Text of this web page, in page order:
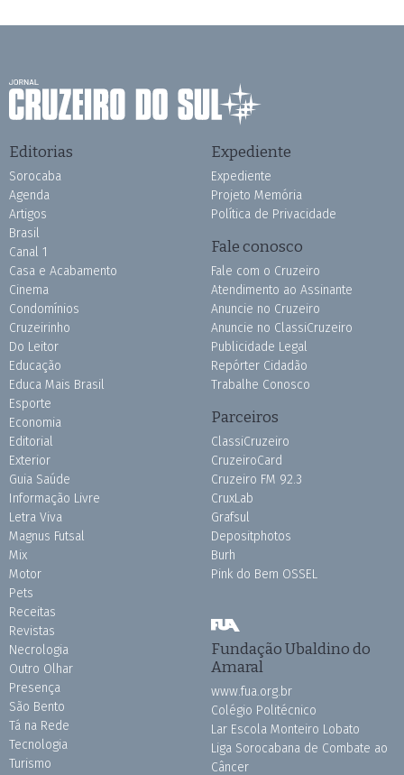
Editorias
Sorocaba
Agenda
Artigos
Brasil
Canal 1
Casa e Acabamento
Cinema
Condomínios
Cruzeirinho
Do Leitor
Educação
Educa Mais Brasil
Esporte
Economia
Editorial
Exterior
Guia Saúde
Informação Livre
Letra Viva
Magnus Futsal
Mix
Motor
Pets
Receitas
Revistas
Necrologia
Outro Olhar
Presença
São Bento
Tá na Rede
Tecnologia
Turismo
Expediente
Expediente
Projeto Memória
Política de Privacidade
Fale conosco
Fale com o Cruzeiro
Atendimento ao Assinante
Anuncie no Cruzeiro
Anuncie no ClassiCruzeiro
Publicidade Legal
Repórter Cidadão
Trabalhe Conosco
Parceiros
ClassiCruzeiro
CruzeiroCard
Cruzeiro FM 92.3
CruxLab
Grafsul
Depositphotos
Burh
Pink do Bem OSSEL
Fundação Ubaldino do
Amaral
www.fua.org.br
Colégio Politécnico
Lar Escola Monteiro Lobato
Liga Sorocabana de Combate ao
Câncer